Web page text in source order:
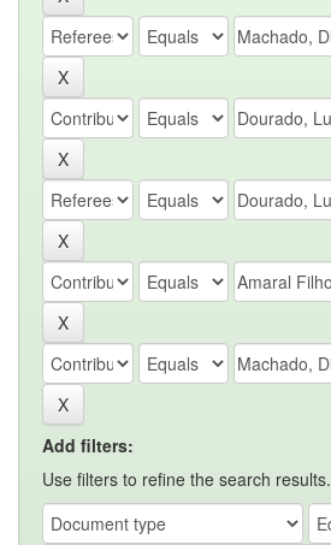
Add filters:
Use filters to refine the search results.